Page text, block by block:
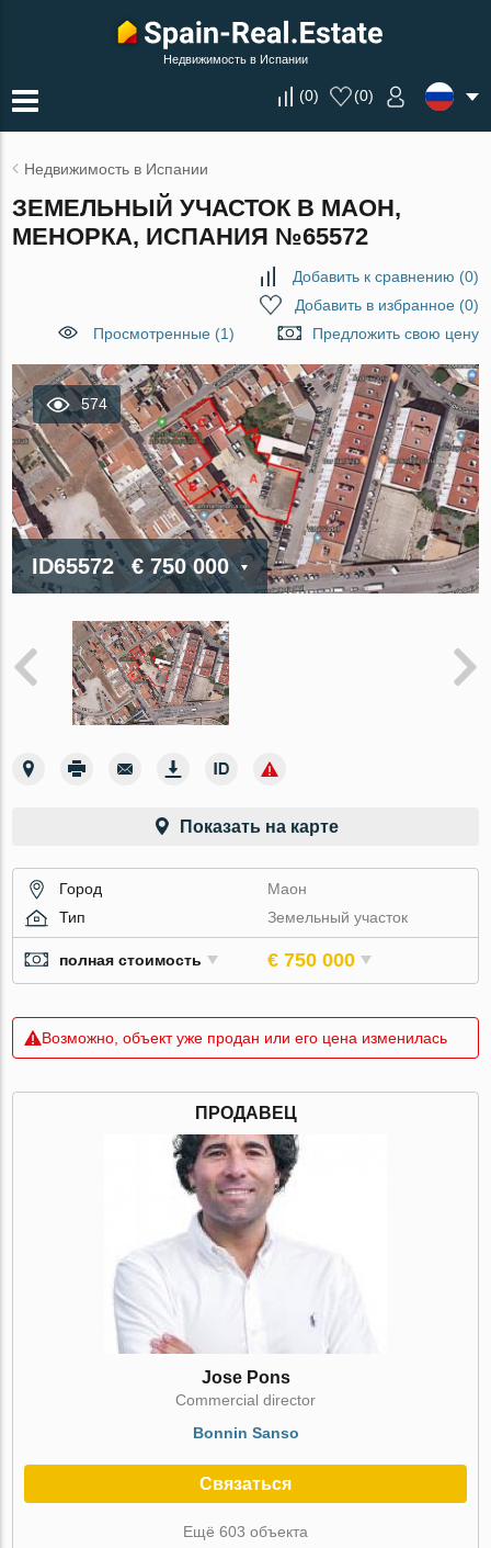
Недвижимость в Испании
(0) (0)
Недвижимость в Испании
ЗЕМЕЛЬНЫЙ УЧАСТОК В МАОН,
МЕНОРКА, ИСПАНИЯ №65572
Добавить к сравнению (0)
Добавить в избранное(0)
Просмотренные (1)
Предложить свою цену
574
ID65572 € 750 000
Показать на карте
Город
Маон
Тип
Земельный участок
полная стоимость € 750 000
Возможно, объект уже продан или его цена изменилась
ПРОДАВЕЦ
Jose Pons
Commercial director
Bonnin Sanso
Связаться
Ещё 603 объекта